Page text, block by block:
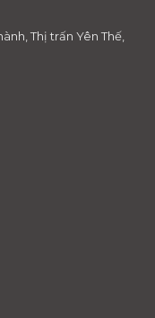
Thị trấn Yên Thế,